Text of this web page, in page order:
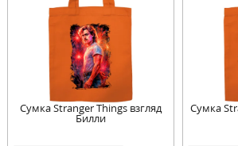
Сумка Stranger Things взгляд
Билли
Сумка